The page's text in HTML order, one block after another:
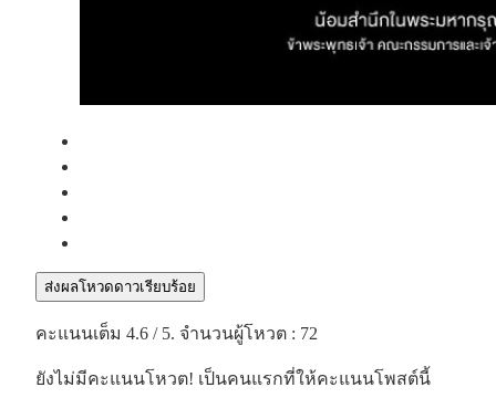
ส่งผลโหวดดาวเรียบร้อย
คะแนนเต็ม 4.6 / 5. จำนวนผู้โหวต : 72
ยังไม่มีคะแนนโหวต! เป็นคนแรกที่ให้คะแนนโพสต์นี้